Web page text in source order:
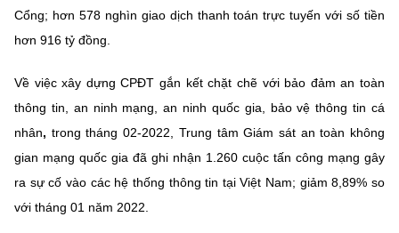
Cổng; hơn 578 nghìn giao dịch thanh toán trực tuyến với số tiền
hơn 916 tỷ đồng.
Về việc xây dựng CPĐT gắn kết chặt chẽ với bảo đảm an toàn
thông tin, an ninh mạng, an ninh quốc gia, bảo vệ thông tin cá
nhân, trong tháng 02-2022, Trung tâm Giám sát an toàn không
gian mạng quốc gia đã ghi nhận 1.260 cuộc tấn công mạng gây
ra sự cố vào các hệ thống thông tin tại Việt Nam; giảm 8,89% so
với tháng 01 năm 2022.